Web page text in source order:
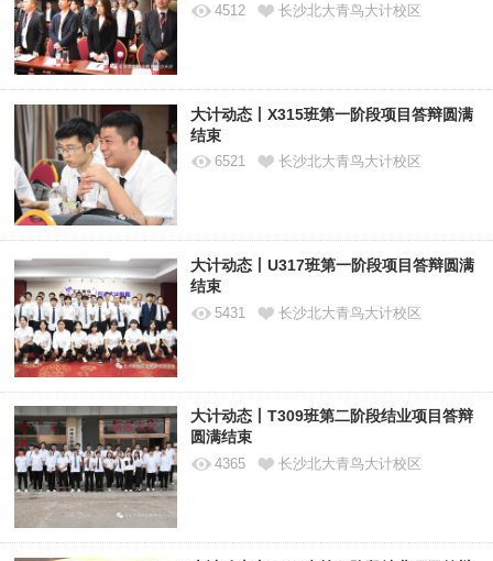
4512 长沙北大青鸟大计校区
大计动态丨X315班第一阶段项目答辩圆满
结束
6521 长沙北大青鸟大计校区
大计动态丨U317班第一阶段项目答辩圆满
结束
5431 长沙北大青鸟大计校区
大计动态丨T309班第二阶段结业项目答辩
圆满结束
4365 长沙北大青鸟大计校区